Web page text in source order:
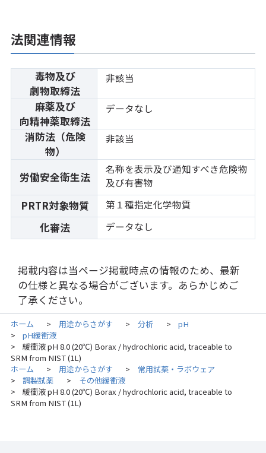
法関連情報
毒物及び
劇物取締法
非該当
麻薬及び
向精神薬取締法
データなし
消防法（危険
物）
非該当
労働安全衛生法
名称を表示及び通知すべき危険物
及び有害物
PRTR対象物質 第１種指定化学物質
化審法 データなし
掲載内容は当ページ掲載時点の情報のため、最新
の仕様と異なる場合がございます。あらかじめご
了承ください。
ホーム > 用途からさがす > 分析 > pH
> pH緩衝液
>
緩衝液 pH 8.0 (20℃) Borax / hydrochloric acid, traceable to
SRM from NIST (1L)
ホーム
> 用途からさがす > 常用試薬・ラボウェア
> 調製試薬 > その他緩衝液
>
緩衝液 pH 8.0 (20℃) Borax / hydrochloric acid, traceable to
SRM from NIST (1L)